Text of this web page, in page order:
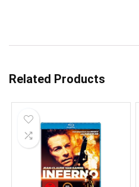
Related Products